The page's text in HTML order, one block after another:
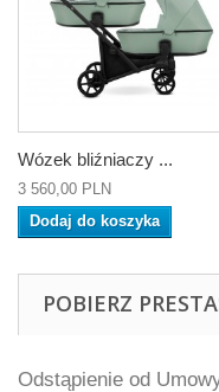
Wózek bliźniaczy ...
3 560,00 PLN
Dodaj do koszyka
POBIERZ
Odstąpienie od